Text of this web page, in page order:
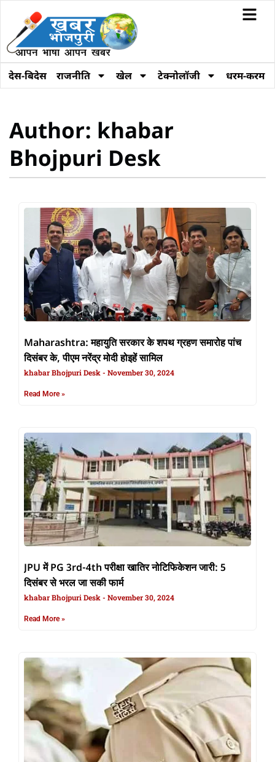
देस-बिदेस राजनीति खेल टेक्नोलॉजी धरम-करम
Author: khabar
Bhojpuri Desk
Maharashtra: महायुति सरकार के शपथ ग्रहण समारोह पांच
दिसंबर के, पीएम नरेंद्र मोदी होइहें सामिल
khabar Bhojpuri Desk November 30, 2024
Read More »
JPU में PG 3rd-4th परीक्षा खातिर नोटिफिकेशन जारी: 5
दिसंबर से भरल जा सकी फार्म
khabar Bhojpuri Desk November 30, 2024
Read More »